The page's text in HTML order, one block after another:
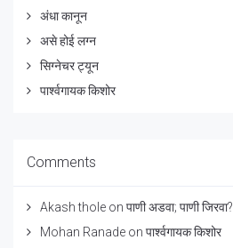
अंधा कानून
असे होई लग्न
सिग्नेचर ट्यून
पार्श्वगायक किशोर
Comments
Akash thole on पाणी अडवा; पाणी जिरवा?
Mohan Ranade on पार्श्वगायक किशोर